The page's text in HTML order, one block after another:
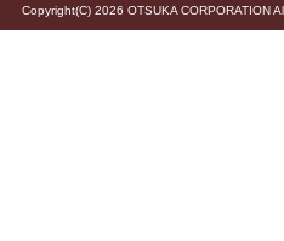
Copyright(C) 2026 OTSUKA CORPORATION